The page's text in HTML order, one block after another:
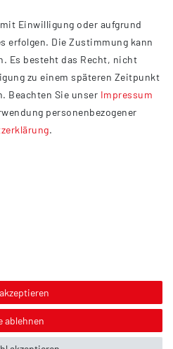
& Altöl
Einwilligung oder aufgrund
erfolgen. Die Zustimmung kann
Es besteht das Recht, nicht
zu einem späteren Zeitpunkt
Beachten Sie unser Impressum
personenbezogener
.
ablehnen